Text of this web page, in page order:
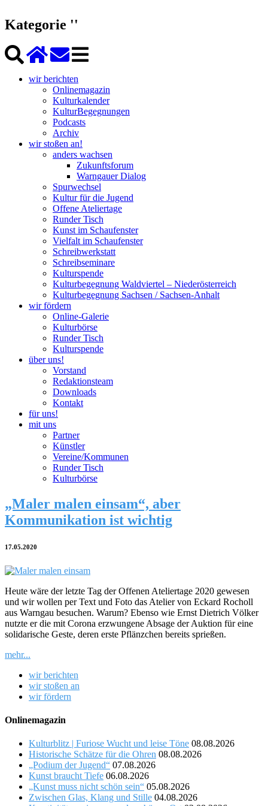
Kategorie ''
wir berichten
Onlinemagazin
Kulturkalender
KulturBegegnungen
Podcasts
Archiv
wir stoßen an!
anders wachsen
Zukunftsforum
Warngauer Dialog
Spurwechsel
Kultur für die Jugend
Offene Ateliertage
Runder Tisch
Kunst im Schaufenster
Vielfalt im Schaufenster
Schreibwerkstatt
Schreibseminare
Kulturspende
Kulturbegegnung Waldviertel – Niederösterreich
Kulturbegegnung Sachsen / Sachsen-Anhalt
wir fördern
Online-Galerie
Kulturbörse
Runder Tisch
Kulturspende
über uns!
Vorstand
Redaktionsteam
Downloads
Kontakt
für uns!
mit uns
Partner
Künstler
Vereine/Kommunen
Runder Tisch
Kulturbörse
„Maler malen einsam“, aber
Kommunikation ist wichtig
17.05.2020
Heute wäre der letzte Tag der Offenen Ateliertage 2020 gewesen
und wir wollen per Text und Foto das Atelier von Eckard Rocholl
aus Warngau besuchen. Warum? Ebenso wie Ernst Dietrich Völker
nutzte er die mit Corona erzwungene Absage der Auktion für eine
solidarische Geste, deren erste Pflänzchen bereits sprießen.
mehr...
wir berichten
wir stoßen an
wir fördern
Onlinemagazin
Kulturblitz | Furiose Wucht und leise Töne 08.08.2026
Historische Schätze für die Ohren 08.08.2026
„Podium der Jugend“ 07.08.2026
Kunst braucht Tiefe 06.08.2026
„Kunst muss nicht schön sein“ 05.08.2026
Zwischen Glas, Klang und Stille 04.08.2026